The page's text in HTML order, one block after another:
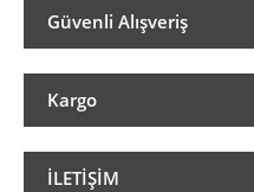
Güvenli Alışveriş
Kargo
İLETIŞIM